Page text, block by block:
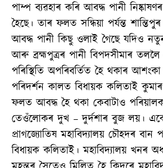
পাম্প ব্যৱহাৰ কৰি আবদ্ধ পানী
হৈছে। তাৰ ফলত সন্ধিয়া পৰ্যন্ত
আবদ্ধ পানী কিছু ওলাই গৈছে যদিও
আৰু ব্ৰহ্মপুত্ৰৰ পানী বিপদসীমাৰ
পৰিস্থিতি অপৰিবৰ্তিত হৈ থকাৰ
পৰিদৰ্শন কালত বিধায়ক কলিতাই
ফলত আবদ্ধ হৈ থকা কেবাটাও
তেওঁলোকৰ দুখ – দুৰ্দশাৰ বুজ লয়।
প্ৰাগজ্যোতিষ মহাবিদ্যালয় চৌহদৰ বান
বিধায়ক কলিতাই। মহাবিদ্যালয় খনৰ